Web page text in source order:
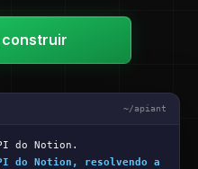
construir
~/apiant
do Notion.
do Notion, resolvendo a